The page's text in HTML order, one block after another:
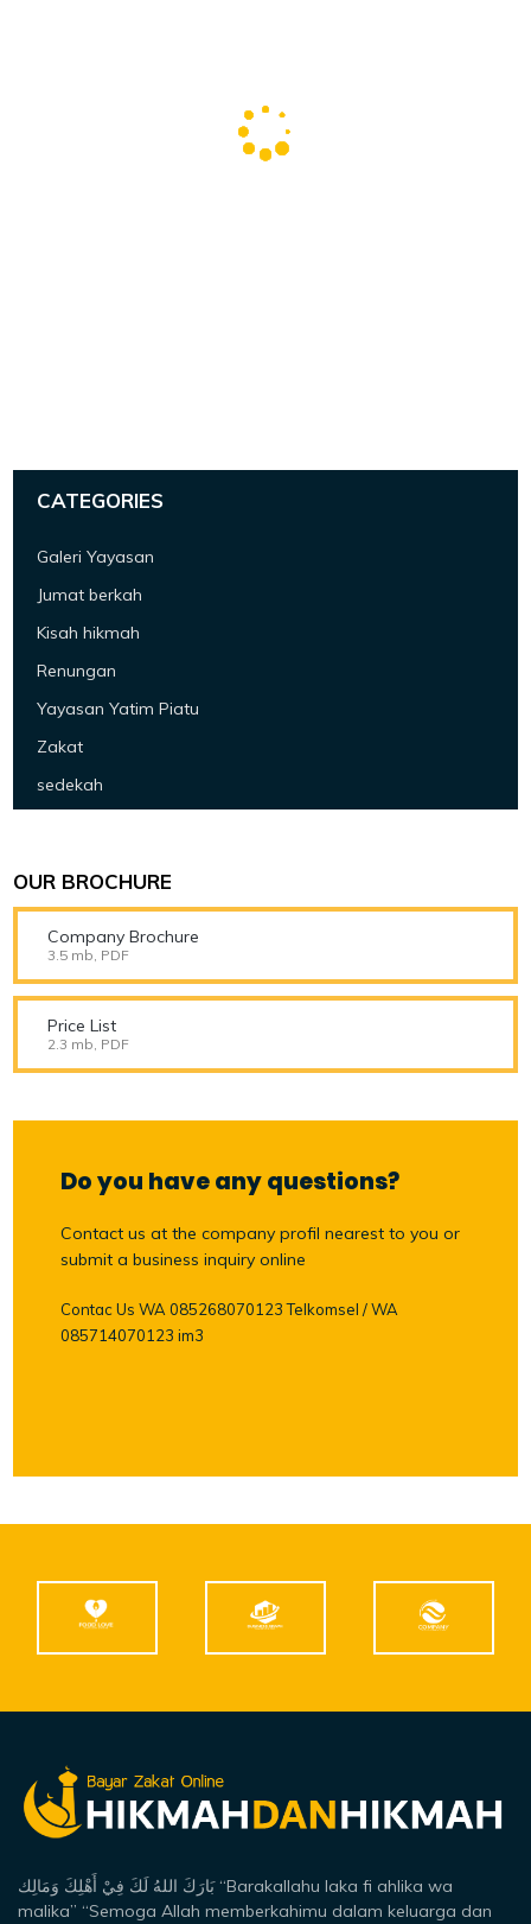
CATEGORIES
Galeri Yayasan
Jumat berkah
Kisah hikmah
Renungan
Yayasan Yatim Piatu
Zakat
sedekah
OUR BROCHURE
Company Brochure
3.5 mb, PDF
Price List
2.3 mb, PDF
Do you have any questions?
Contact us at the company profil nearest to you or
submit a business inquiry online
Contac Us WA 085268070123 Telkomsel / WA
085714070123 im3
بَارَكَ اللهُ لَكَ فِيْ أَهْلِكَ وَمَالِك “Barakallahu laka fi ahlika wa
malika” “Semoga Allah memberkahimu dalam keluarga dan